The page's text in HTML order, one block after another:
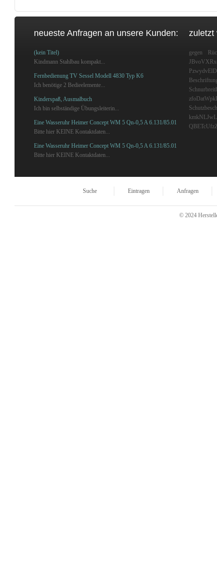
neueste Anfragen an unsere Kunden:
(kein Titel)
Kindmann Stahlbau kompakt...
Fernbedienung TV Sessel Modell 4830 Typ K6
Ich benötige 2 Bedieelemente...
Kinderspaß, Ausmalbuch
Ich bin selbständige Übungsleiterin...
Eine Wasseruhr Heimer Concept WM 5 Qn-0,5 A 6.131/85.01
Bitte hier KEINE Kontaktdaten...
Eine Wasseruhr Heimer Concept WM 5 Qn-0,5 A 6.131/85.01
Bitte hier KEINE Kontaktdaten...
zuletzt
gegen
Suche Eintragen Anfragen
© 2024